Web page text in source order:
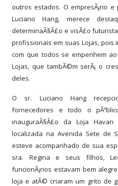
outros estados. O empresÃ¡rio e
Luciano Hang, merece
determinaÃ§Ã£o e visÃ£o
profissionais em suas Lojas, pois
com que todos se empenhem
Lojas, que tambÃ©m serÃ¡ o
deles.
O sr. Luciano Hang
fornecedores e todo o
inauguraÃ§Ã£o da Loja
localizada na Avenida Sete de
esteve acompanhado de sua
sra. Regina e seus filhos,
funcionÃ¡rios estavam bem
loja e atÃ© criaram um grito de